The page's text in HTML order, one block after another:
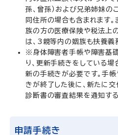
孫、曾孫）および兄弟姉妹の
同住所の場合も含まれます
族の方の医療保険や税法上
は、3親等内の姻族も扶養義
※身体障害者手帳や障害基
り、更新手続きをしている
新の手続きが必要です。手
きが終了した後に、新たに
診断書の審査結果を通知す
申請手続き